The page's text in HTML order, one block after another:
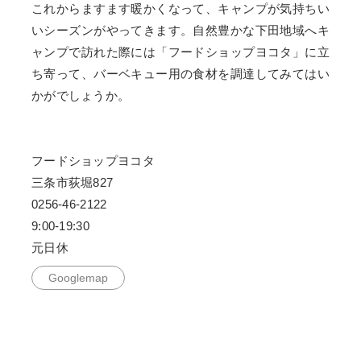
これからますます暖かくなって、キャンプが気持ちい
いシーズンがやってきます。自然豊かな下田地域へキ
ャンプで訪れた際には「フードショップヨコタ」に立
ち寄って、バーベキュー用の食材を調達してみてはい
かがでしょうか。
フードショップヨコタ
三条市荻堀827
0256-46-2122
9:00-19:30
元日休
Googlemap